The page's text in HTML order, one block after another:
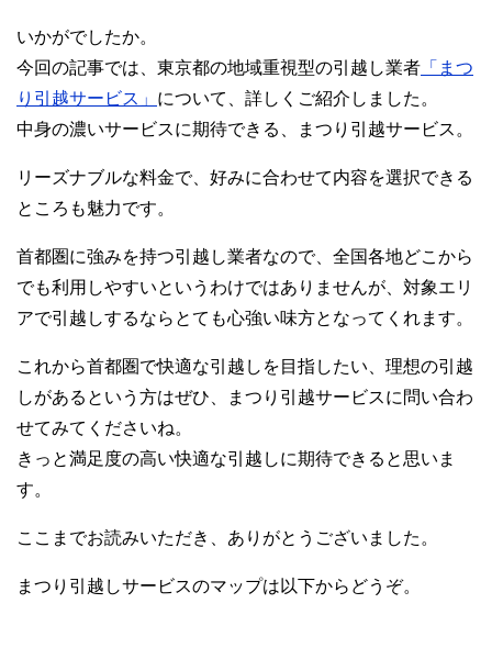
いかがでしたか。
今回の記事では、東京都の地域重視型の引越し業者 「まつ
り引越サービス」 について、詳しくご紹介しました。
中身の濃いサービスに期待できる、まつり引越サービス。
リーズナブルな料金で、好みに合わせて内容を選択できる
ところも魅力です。
首都圏に強みを持つ引越し業者なので、全国各地どこから
でも利用しやすいというわけではありませんが、対象エリ
アで引越しするならとても心強い味方となってくれます。
これから首都圏で快適な引越しを目指したい、理想の引越
しがあるという方はぜひ、まつり引越サービスに問い合わ
せてみてくださいね。
きっと満足度の高い快適な引越しに期待できると思いま
す。
ここまでお読みいただき、ありがとうございました。
まつり引越しサービスのマップは以下からどうぞ。